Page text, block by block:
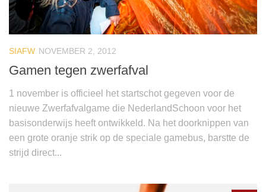
SIAFW NOVEMBER 2, 2012
Gamen tegen zwerfafval
1 november is officieel het startschot gegeven voor de
nieuwe Zwerfafvalgame die NederlandSchoon voor het
basisonderwijs heeft ontwikkeld. Na het doorknippen van
een grote oranje strik op de speciale gamebus, barstte de
strijd direct...